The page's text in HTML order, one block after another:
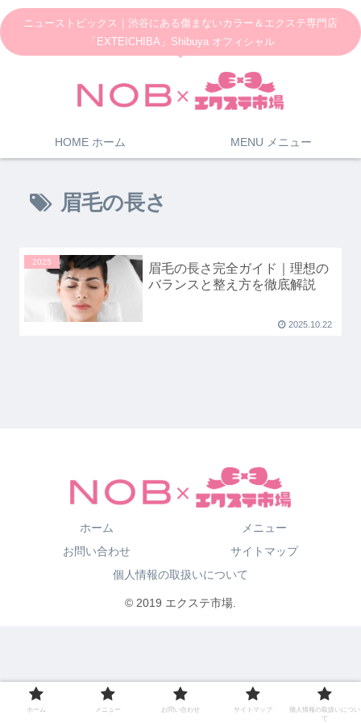
ニューストピックス｜渋谷にある傷まないカラー＆エクステ専門店
「EXTEICHIBA」Shibuya オフィシャル
HOME ホーム MENU メニュー
眉毛の長さ
2025
眉毛の長さ完全ガイド｜理想の
バランスと整え方を徹底解説
2025.10.22
ホーム
メニュー
お問い合わせ
サイトマップ
個人情報の取扱いについて
© 2019 エクステ市場.
ホーム メニュー お問い合わせ サイトマップ
個人情報の取扱いについ
て